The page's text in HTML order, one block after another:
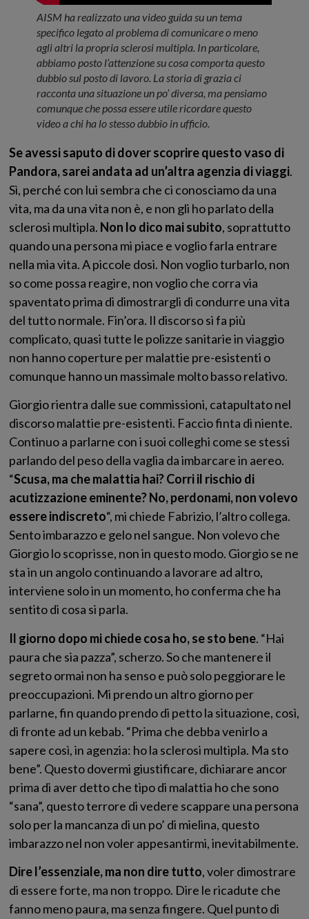
AISM ha realizzato una video guida su un tema
specifico legato al problema di comunicare o meno
agli altri la propria sclerosi multipla. In particolare,
abbiamo posto l’attenzione su cosa comporta questo
dubbio sul posto di lavoro. La storia di grazia ci
racconta una situazione un po’ diversa, ma pensiamo
comunque che possa essere utile ricordare questo
video a chi ha lo stesso dubbio in ufficio.
Se avessi saputo di dover scoprire questo vaso di
Pandora, sarei andata ad un’altra agenzia di viaggi.
Sì, perché con lui sembra che ci conosciamo da una
vita, ma da una vita non è, e non gli ho parlato della
sclerosi multipla. Non lo dico mai subito, soprattutto
quando una persona mi piace e voglio farla entrare
nella mia vita. A piccole dosi. Non voglio turbarlo, non
so come possa reagire, non voglio che corra via
spaventato prima di dimostrargli di condurre una vita
del tutto normale. Fin’ora. Il discorso si fa più
complicato, quasi tutte le polizze sanitarie in viaggio
non hanno coperture per malattie pre-esistenti o
comunque hanno un massimale molto basso relativo.
Giorgio rientra dalle sue commissioni, catapultato nel
discorso malattie pre-esistenti. Faccio finta di niente.
Continuo a parlarne con i suoi colleghi come se stessi
parlando del peso della vaglia da imbarcare in aereo.
“Scusa, ma che malattia hai? Corri il rischio di
acutizzazione eminente? No, perdonami, non volevo
essere indiscreto“, mi chiede Fabrizio, l’altro collega.
Sento imbarazzo e gelo nel sangue. Non volevo che
Giorgio lo scoprisse, non in questo modo. Giorgio se ne
sta in un angolo continuando a lavorare ad altro,
interviene solo in un momento, ho conferma che ha
sentito di cosa si parla.
Il giorno dopo mi chiede cosa ho, se sto bene. “Hai
paura che sia pazza”, scherzo. So che mantenere il
segreto ormai non ha senso e può solo peggiorare le
preoccupazioni. Mi prendo un altro giorno per
parlarne, fin quando prendo di petto la situazione, così,
di fronte ad un kebab. “Prima che debba venirlo a
sapere così, in agenzia: ho la sclerosi multipla. Ma sto
bene”. Questo dovermi giustificare, dichiarare ancor
prima di aver detto che tipo di malattia ho che sono
“sana”, questo terrore di vedere scappare una persona
solo per la mancanza di un po’ di mielina, questo
imbarazzo nel non voler appesantirmi, inevitabilmente.
Dire l’essenziale, ma non dire tutto, voler dimostrare
di essere forte, ma non troppo. Dire le ricadute che
fanno meno paura, ma senza fingere. Quel punto di